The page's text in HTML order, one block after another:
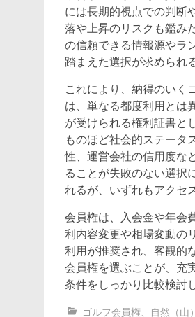
には長期的視点での判断
落や上昇のリスクも鑑み
の信頼できる情報源やラ
踏まえた選択が求められる
これにより、納得のいく
は、単なる都度利用とは
が受けられる権利証書と
ものほど社会的ステータ
性、運営会社の信用度な
ることが失敗のない選択
れるが、いずれもアクセ
会員権は、入会金や年会
利内容変更や相場変動の
利用が推奨され、客観的
会員権を選ぶことが、充
条件をしっかり比較検討
ゴルフ会員権、 自然（山）